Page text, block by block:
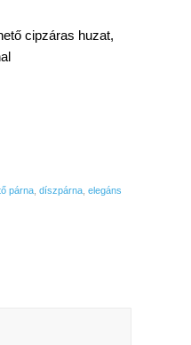
cipzáras huzat,
párna ,díszpárna ,elegáns